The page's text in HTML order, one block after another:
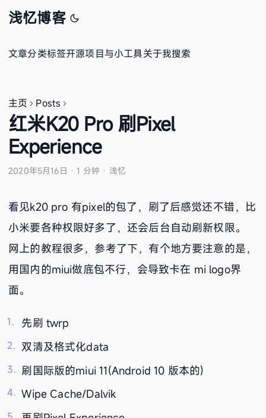
浅忆博客
文章分类标签开源项目与小工具关于我搜索
主页 Posts
红米K20 Pro 刷Pixel
Experience
2020年5月16日 ·1 分钟 · 浅忆
看见k20 pro 有pixel的包了，刷了后感觉还不错，比
小米要各种权限好多了，还会后台自动刷新权限。
网上的教程很多，参考了下，有个地方要注意的是，
用国内的miui做底包不行，会导致卡在 mi logo界
面。
先刷 twrp
双清及格式化data
刷国际版的miui 11(Android 10 版本的)
Wipe Cache/Dalvik